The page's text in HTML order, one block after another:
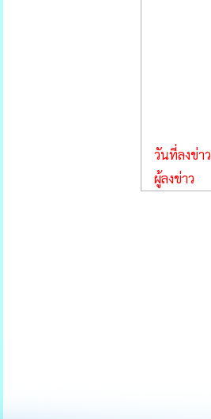
วันที่ลงข่าว
ผู้ลงข่าว